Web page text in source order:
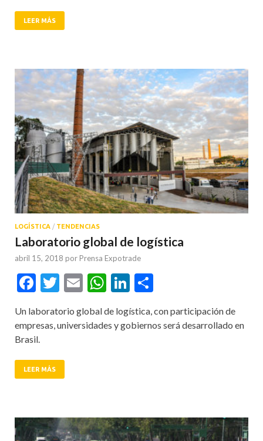
LEER MÁS
LOGÍSTICA / TENDENCIAS
Laboratorio global de logística
abril 15, 2018 por Prensa Expotrade
Facebook
Twitter
EmailWhatsApp
LinkedIn
Un laboratorio global de logística, con participación de
empresas, universidades y gobiernos será desarrollado en
Brasil.
LEER MÁS